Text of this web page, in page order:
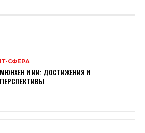
ІТ-СФЕРА
МЮНХЕН И ИИ: ДОСТИЖЕНИЯ И
ПЕРСПЕКТИВЫ